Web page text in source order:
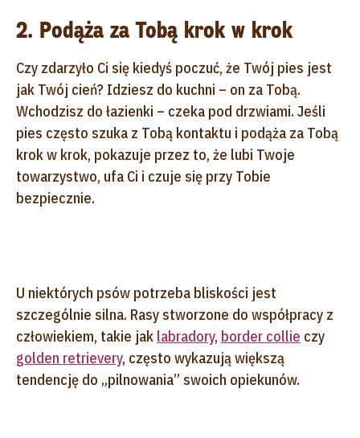
2. Podąża za Tobą krok w krok
Czy zdarzyło Ci się kiedyś poczuć, że Twój pies jest
jak Twój cień? Idziesz do kuchni – on za Tobą.
Wchodzisz do łazienki – czeka pod drzwiami. Jeśli
pies często szuka z Tobą kontaktu i podąża za Tobą
krok w krok, pokazuje przez to, że lubi Twoje
towarzystwo, ufa Ci i czuje się przy Tobie
bezpiecznie.
U niektórych psów potrzeba bliskości jest
szczególnie silna. Rasy stworzone do współpracy z
człowiekiem, takie jak labradory, border collie czy
golden retrievery, często wykazują większą
tendencję do „pilnowania” swoich opiekunów.